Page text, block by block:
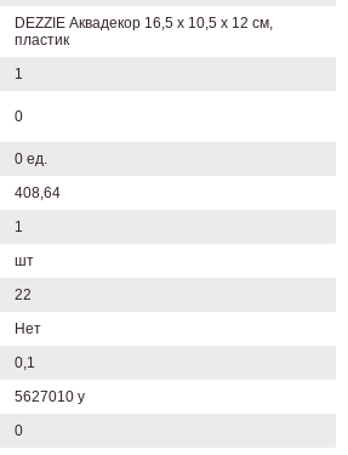
DEZZIE Аквадекор 16,5 х 10,5 х 12 см,
пластик
1
0
0 ед.
408,64
1
шт
22
Нет
0,1
5627010 у
0